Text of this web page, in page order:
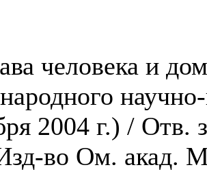
человека и
2004 г.) /
во Ом. акад.